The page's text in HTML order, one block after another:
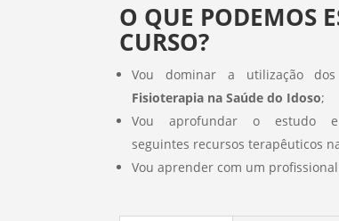
O QUE PODEMOS
CURSO?
Vou dominar a utilização dos
Fisioterapia na Saúde do Idoso;
Vou aprofundar o estudo
seguintes recursos terapêuticos
Vou aprender com um